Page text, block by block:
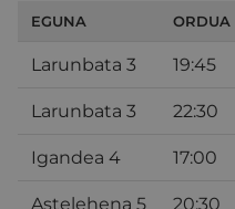
EGUNA ORDUA
Larunbata 3 19:45
Larunbata 3 22:30
Igandea 4 17:00
Astelehena 5 20:30